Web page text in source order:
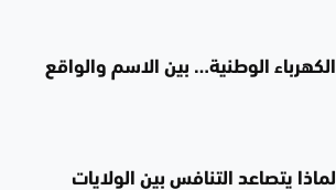
الكهرباء الوطنية… بين الاسم والواقع
لماذا يتصاعد التنافس بين الولايات